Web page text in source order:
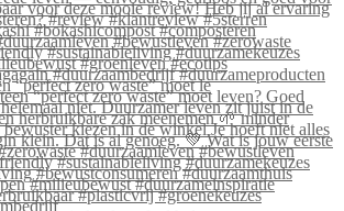
“perfect zero waste” moet le